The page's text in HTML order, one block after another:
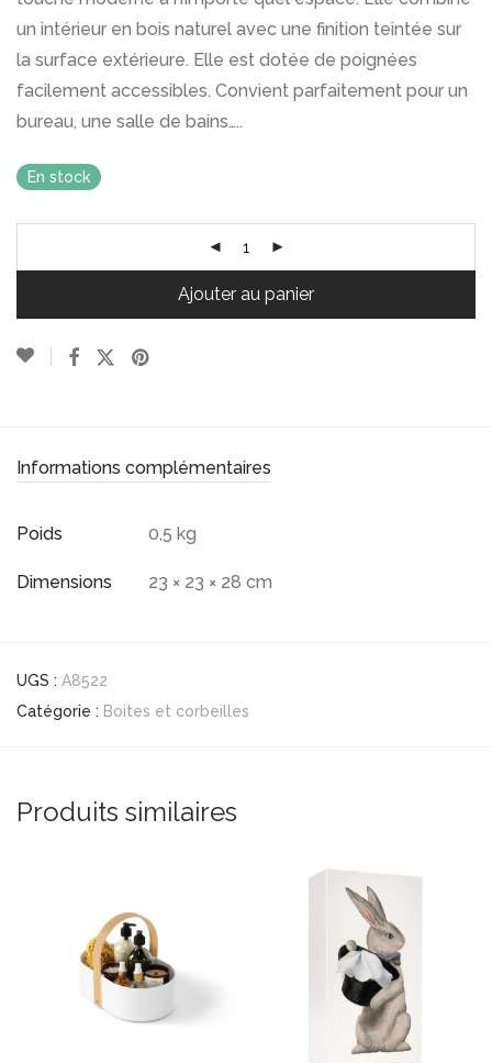
un intérieur en bois naturel avec une finition teintée sur
la surface extérieure. Elle est dotée de poignées
facilement accessibles. Convient parfaitement pour un
bureau, une salle de bains…..
En stock
Ajouter au panier
Informations complémentaires
Poids 0,5 kg
Dimensions 23 × 23 × 28 cm
UGS : A8522
Catégorie : Boites et corbeilles
Produits similaires